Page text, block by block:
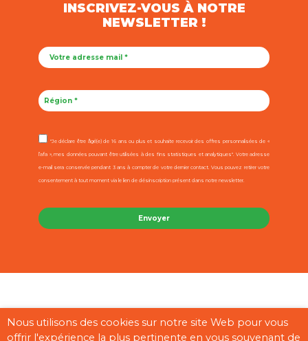
INSCRIVEZ-VOUS À NOTRE
NEWSLETTER !
"Je déclare être âgé(e) de 16 ans ou plus et souhaite recevoir des offres personnalisées de «
l’afa », mes données pouvant être utilisées à des fins statistiques et analytiques". Votre adresse
e-mail sera conservée pendant 3 ans à compter de votre dernier contact. Vous pouvez retirer votre
consentement à tout moment via le lien de désinscription présent dans notre newsletter.
Contact Mentions légales CGU Cookies
Plan du site
Pages partenaires
Nous utilisons des cookies sur notre site Web pour vous
offrir l'expérience la plus pertinente en vous souvenant de